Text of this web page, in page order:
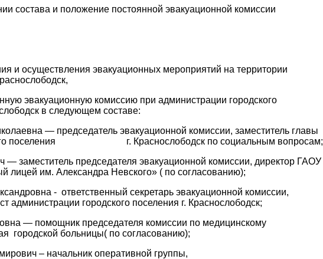
состава и положение постоянной эвакуационной комиссии
осуществления эвакуационных мероприятий на территории
эвакуационную комиссию при администрации городского
в следующем составе:
— председатель эвакуационной комиссии, заместитель главы
поселения г. Краснослободск по социальным вопросам;
— заместитель председателя эвакуационной комиссии, директор ГАОУ
им. Александра Невского» ( по согласованию);
- ответственный секретарь эвакуационной комиссии,
администрации городского поселения г. Краснослободск;
— помощник председателя комиссии по медицинскому
городской больницы( по согласованию);
– начальник оперативной группы,